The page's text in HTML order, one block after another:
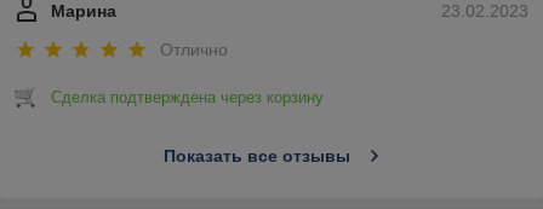
23.02.2023
Марина
Отлично
Сделка подтверждена через корзину
Показать все отзывы